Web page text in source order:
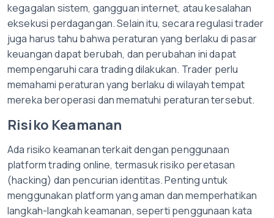
kegagalan sistem, gangguan internet, atau kesalahan
eksekusi perdagangan. Selain itu, secara regulasi trader
juga harus tahu bahwa peraturan yang berlaku di pasar
keuangan dapat berubah, dan perubahan ini dapat
mempengaruhi cara trading dilakukan. Trader perlu
memahami peraturan yang berlaku di wilayah tempat
mereka beroperasi dan mematuhi peraturan tersebut.
Risiko Keamanan
Ada risiko keamanan terkait dengan penggunaan
platform trading online, termasuk risiko peretasan
(hacking) dan pencurian identitas. Penting untuk
menggunakan platform yang aman dan memperhatikan
langkah-langkah keamanan, seperti penggunaan kata